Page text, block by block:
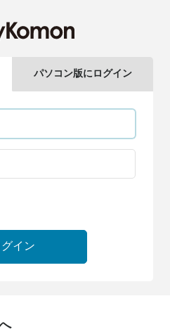
パソコン版にログイン
グイン